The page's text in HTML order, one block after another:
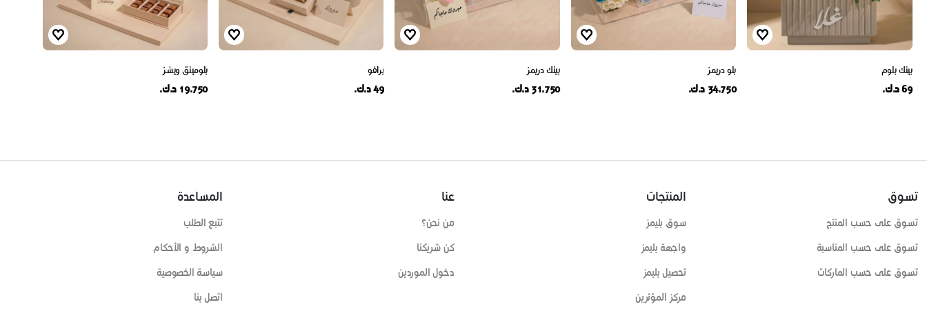
بينك بلوم
69 د.ك.
بلو دريمز
34.750 د.ك.
بينك دريمز
31.750 د.ك.
برافو
49 د.ك.
بلومينق ويشز
19.750 د.ك.
تسوق
تسوق على حسب المنتج
تسوق على حسب المناسبة
تسوق على حسب الماركات
المنتجات
سوق بليمز
واجهة بليمز
تحصيل بليمز
مركز المؤثرين
عنا
من نحن؟
كن شريكنا
دخول الموردين
المساعدة
تتبع الطلب
الشروط و الأحكام
سياسة الخصوصية
اتصل بنا